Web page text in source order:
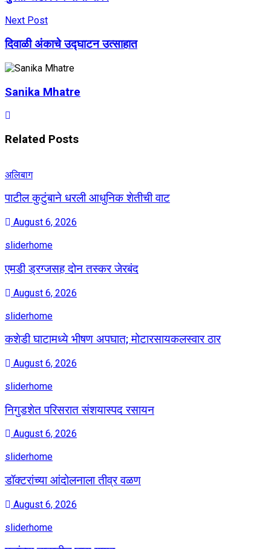
Next Post
दिवाळी अंकाचे उद्घाटन उत्साहात
Sanika Mhatre
Related Posts
अलिबाग
पाटील कुटुंबाने धरली आधुनिक शेतीची वाट
August 6, 2026
sliderhome
एमडी ड्रग्जसह दोन तस्कर जेरबंद
August 6, 2026
sliderhome
कशेडी घाटामध्ये भीषण अपघात; मोटारसायकलस्वार ठार
August 6, 2026
sliderhome
निगुडशेत परिसरात संशयास्पद रसायन
August 6, 2026
sliderhome
डॉक्टरांच्या आंदोलनाला तीव्र वळण
August 6, 2026
sliderhome